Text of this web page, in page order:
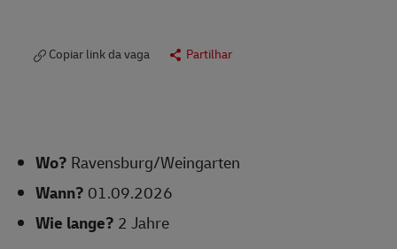
Copiar link da vaga Partilhar
Wo? Ravensburg/Weingarten
Wann? 01.09.2026
Wie lange? 2 Jahre